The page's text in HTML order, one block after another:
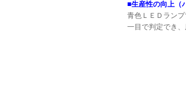
■生産性の向上（
青色ＬＥＤランプ
一目で判定でき、